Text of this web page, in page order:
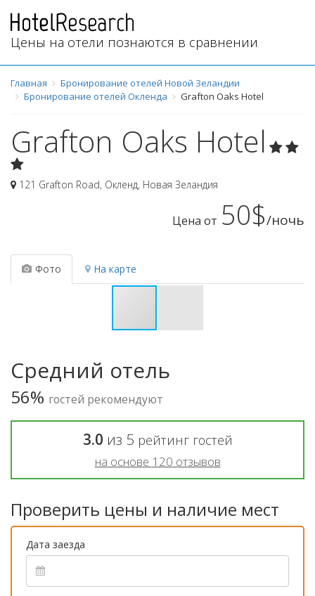
Цены на отели познаются в сравнении
Главная
Бронирование отелей Новой Зеландии
Бронирование отелей Окленда
Grafton Oaks Hotel
Grafton Oaks Hotel
121 Grafton Road, Окленд, Новая Зеландия
Цена от 50$/ночь
Фото На карте
Средний отель
56% гостей рекомендуют
3.0 из 5 рейтинг гостей
на основе 120 отзывов
Проверить цены и наличие мест
Дата заезда